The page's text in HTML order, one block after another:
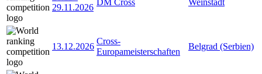
29.11.2026
13.12.2026
Cross-
Europameisterschaften
Belgrad (Serbien)